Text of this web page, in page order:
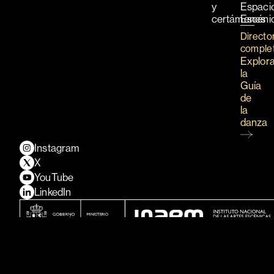
y
certámenes
la
Guía
de
la
danza
Instagram
X
YouTube
LinkedIn